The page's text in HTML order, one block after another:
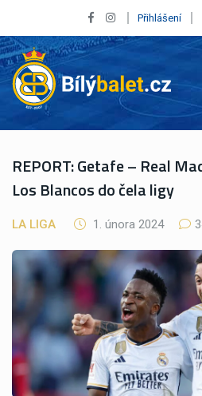
Přihlášení
REPORT: Getafe – Real
Los Blancos do čela ligy
LA LIGA 1. února 2024